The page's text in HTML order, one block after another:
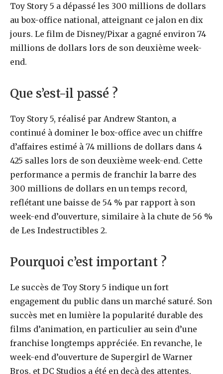
Toy Story 5 a dépassé les 300 millions de dollars
au box-office national, atteignant ce jalon en dix
jours. Le film de Disney/Pixar a gagné environ 74
millions de dollars lors de son deuxième week-
end.
Que s’est-il passé ?
Toy Story 5, réalisé par Andrew Stanton, a
continué à dominer le box-office avec un chiffre
d’affaires estimé à 74 millions de dollars dans 4
425 salles lors de son deuxième week-end. Cette
performance a permis de franchir la barre des
300 millions de dollars en un temps record,
reflétant une baisse de 54 % par rapport à son
week-end d’ouverture, similaire à la chute de 56 %
de Les Indestructibles 2.
Pourquoi c’est important ?
Le succès de Toy Story 5 indique un fort
engagement du public dans un marché saturé. Son
succès met en lumière la popularité durable des
films d’animation, en particulier au sein d’une
franchise longtemps appréciée. En revanche, le
week-end d’ouverture de Supergirl de Warner
Bros. et DC Studios a été en deçà des attentes,